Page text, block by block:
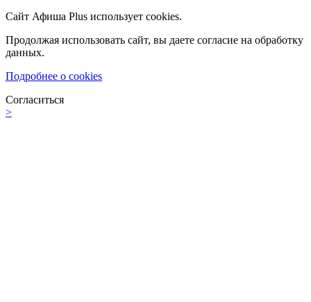
Сайт Афиша Plus использует cookies.
Продолжая использовать сайт, вы даете согласие на обработку
данных.
Подробнее о cookies
Согласиться
>